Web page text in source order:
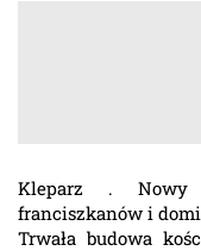
Kleparz . Nowy
franciszkanów i
Trwała budowa